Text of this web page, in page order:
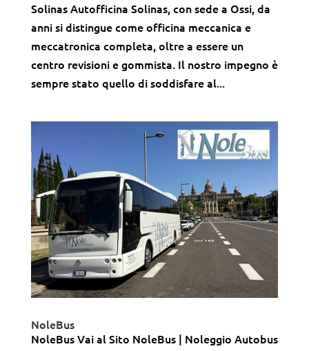
Solinas Autofficina Solinas, con sede a Ossi, da
anni si distingue come officina meccanica e
meccatronica completa, oltre a essere un
centro revisioni e gommista. Il nostro impegno è
sempre stato quello di soddisfare al...
NoleBus
NoleBus Vai al Sito NoleBus | Noleggio Autobus